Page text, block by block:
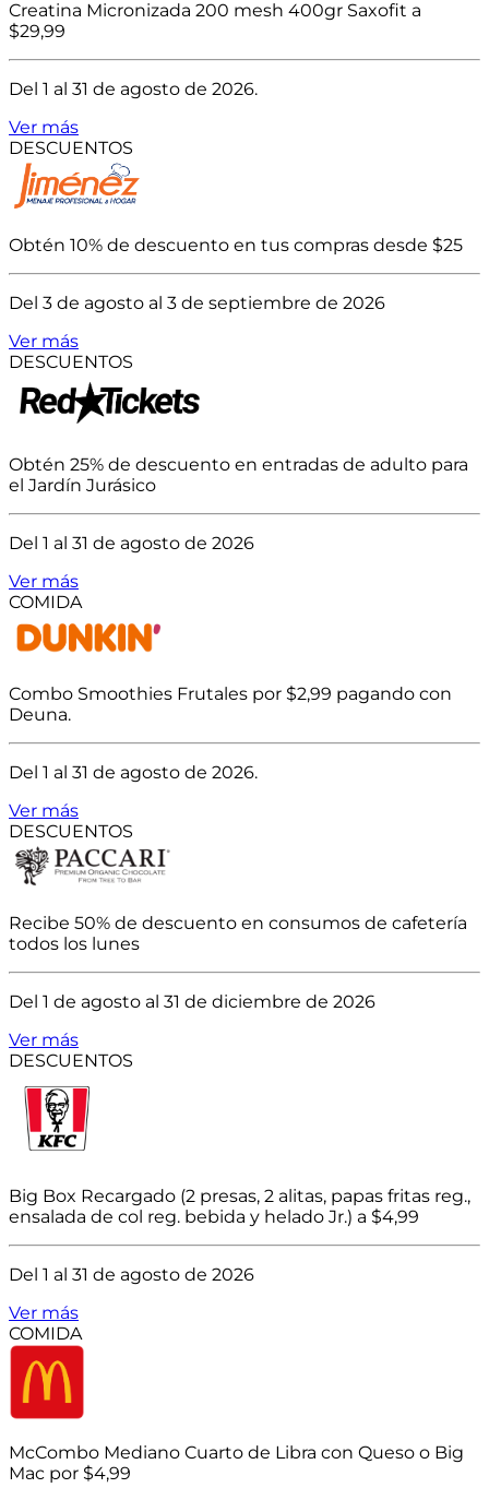
Creatina Micronizada 200 mesh 400gr Saxofit a
$29,99
Del 1 al 31 de agosto de 2026.
Ver más
DESCUENTOS
Obtén 10% de descuento en tus compras desde $25
Del 3 de agosto al 3 de septiembre de 2026
Ver más
DESCUENTOS
Obtén 25% de descuento en entradas de adulto para
el Jardín Jurásico
Del 1 al 31 de agosto de 2026
Ver más
COMIDA
Combo Smoothies Frutales por $2,99 pagando con
Deuna.
Del 1 al 31 de agosto de 2026.
Ver más
DESCUENTOS
Recibe 50% de descuento en consumos de cafetería
todos los lunes
Del 1 de agosto al 31 de diciembre de 2026
Ver más
DESCUENTOS
Big Box Recargado (2 presas, 2 alitas, papas fritas reg.,
ensalada de col reg. bebida y helado Jr.) a $4,99
Del 1 al 31 de agosto de 2026
Ver más
COMIDA
McCombo Mediano Cuarto de Libra con Queso o Big
Mac por $4,99